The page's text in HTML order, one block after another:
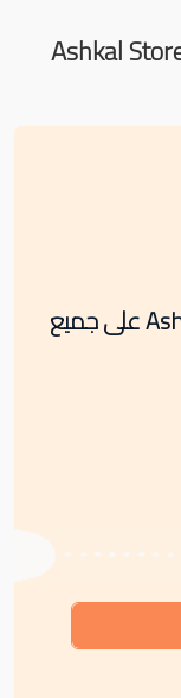
كود خصم أشكال Ashkal Store 10% على جميع